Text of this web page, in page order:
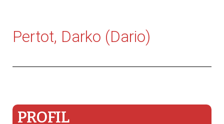
Pertot, Darko (Dario)
PROFIL